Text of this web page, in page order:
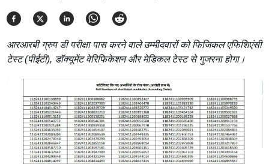
आरआरबी ग्रुप डी परीक्षा पास करने वाले उम्मीदवारों को फिजिकल एफिशिएंसी
टेस्ट (पीईटी), डॉक्यूमेंट वेरिफिकेशन और मेडिकल टेस्ट से गुजरना होगा।